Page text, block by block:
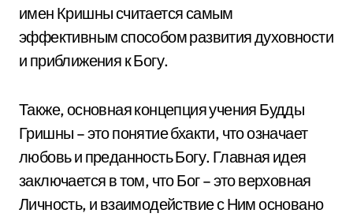
имен Кришны считается самым
эффективным способом развития духовности
и приближения к Богу.
Также, основная концепция учения Будды
Гришны – это понятие бхакти, что означает
любовь и преданность Богу. Главная идея
заключается в том, что Бог – это верховная
Личность, и взаимодействие с Ним основано